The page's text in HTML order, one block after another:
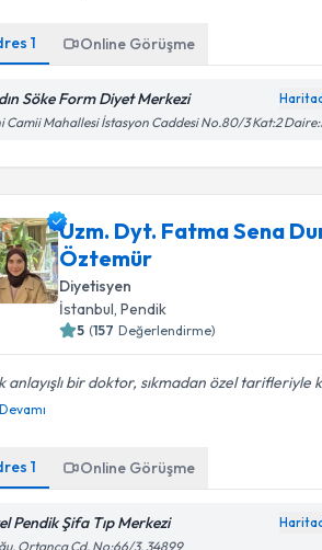
1 Online Görüşme
Söke Form Diyet Merkezi
Camii Mahallesi İstasyon Caddesi No.80/3 Kat:2
Uzm. Dyt. Fatma Sena
Öztemür
Diyetisyen
İstanbul , Pendik
5 (157 Değerlendirme)
anlayışlı bir doktor, sıkmadan özel tarifleriyle
Devamı
1 Online Görüşme
Pendik Şifa Tıp Merkezi
Ortanca Cd. No:66/3, 34899